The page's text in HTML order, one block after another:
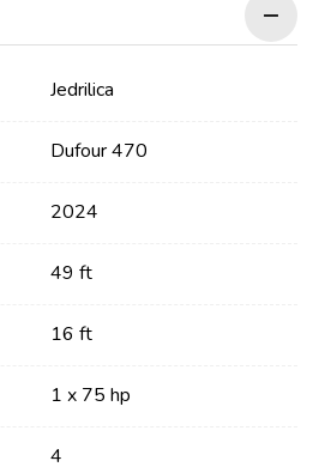
Jedrilica
Dufour 470
2024
49 ft
16 ft
1 x 75 hp
4